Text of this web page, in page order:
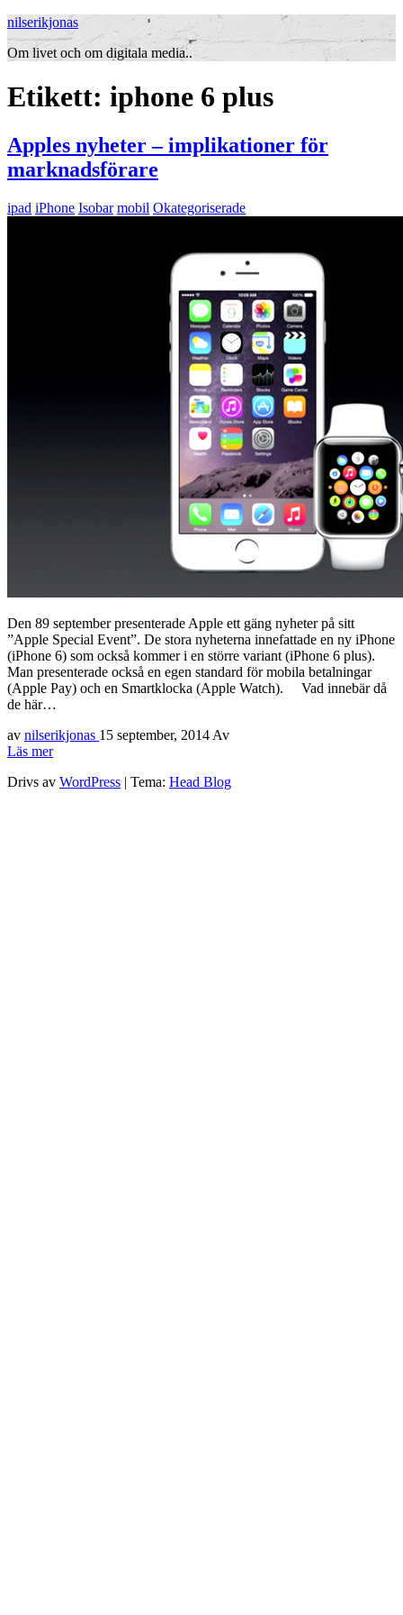
nilserikjonas
Om livet och om digitala media..
Etikett: iphone 6 plus
Apples nyheter – implikationer för
marknadsförare
ipad iPhone Isobar mobil Okategoriserade
Den 89 september presenterade Apple ett gäng nyheter på sitt
”Apple Special Event”. De stora nyheterna innefattade en ny iPhone
(iPhone 6) som också kommer i en större variant (iPhone 6 plus).
Man presenterade också en egen standard för mobila betalningar
(Apple Pay) och en Smartklocka (Apple Watch). Vad innebär då
de här…
av nilserikjonas 15 september, 2014 Av
Läs mer
Drivs av WordPress | Tema: Head Blog